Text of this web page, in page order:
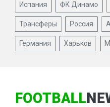
Испания ФК Динамо
Трансферы Россия
Германия Харьков
FOOTBALL